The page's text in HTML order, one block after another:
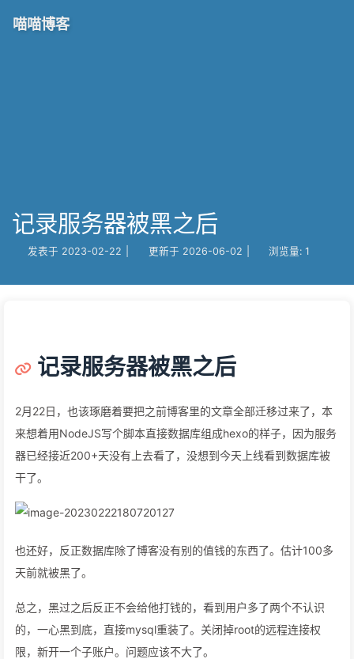
喵喵博客
记录服务器被黑之后
发表于 2023-02-22 更新于 2026-06-02 浏览量: 1
记录服务器被黑之后
2月22日，也该琢磨着要把之前博客里的文章全部迁移过来了，本
来想着用NodeJS写个脚本直接数据库组成hexo的样子，因为服务
器已经接近200+天没有上去看了，没想到今天上线看到数据库被
干了。
也还好，反正数据库除了博客没有别的值钱的东西了。估计100多
天前就被黑了。
总之，黑过之后反正不会给他打钱的，看到用户多了两个不认识
的，一心黑到底，直接mysql重装了。关闭掉root的远程连接权
限，新开一个子账户。问题应该不大了。